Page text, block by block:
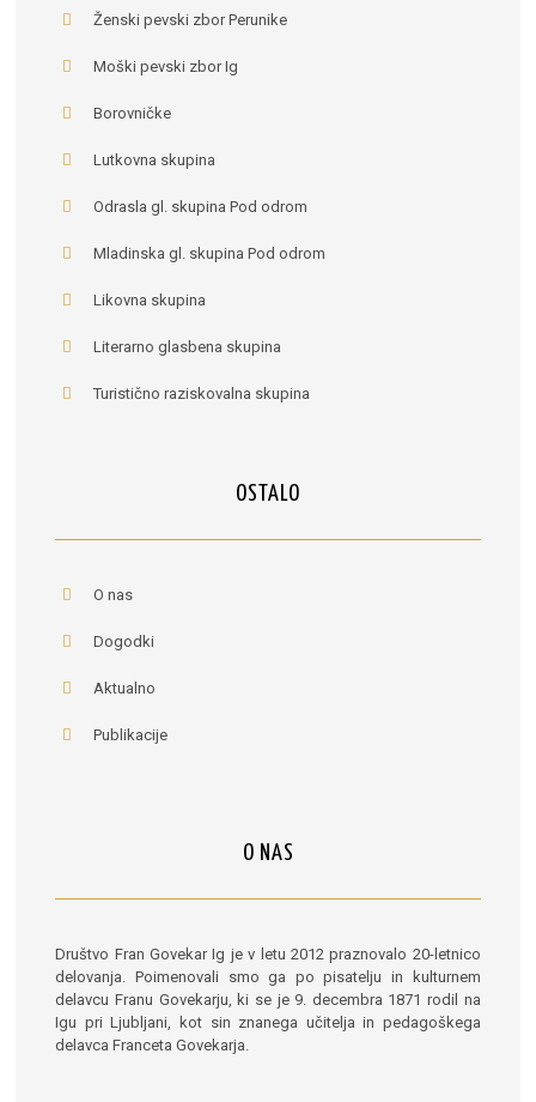
Ženski pevski zbor Perunike
Moški pevski zbor Ig
Borovničke
Lutkovna skupina
Odrasla gl. skupina Pod odrom
Mladinska gl. skupina Pod odrom
Likovna skupina
Literarno glasbena skupina
Turistično raziskovalna skupina
OSTALO
O nas
Dogodki
Aktualno
Publikacije
O NAS
Društvo Fran Govekar Ig je v letu 2012 praznovalo 20-letnico
delovanja. Poimenovali smo ga po pisatelju in kulturnem
delavcu Franu Govekarju, ki se je 9. decembra 1871 rodil na
Igu pri Ljubljani, kot sin znanega učitelja in pedagoškega
delavca Franceta Govekarja.